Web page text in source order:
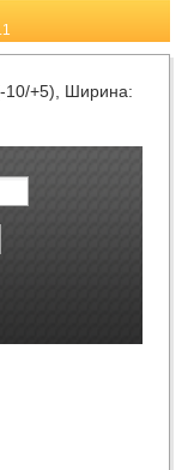
10/+5), Ширина: